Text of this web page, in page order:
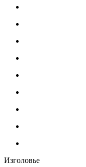
Изголовье